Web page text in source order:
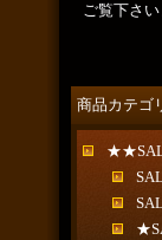
ご覧下さい
商品カテゴ